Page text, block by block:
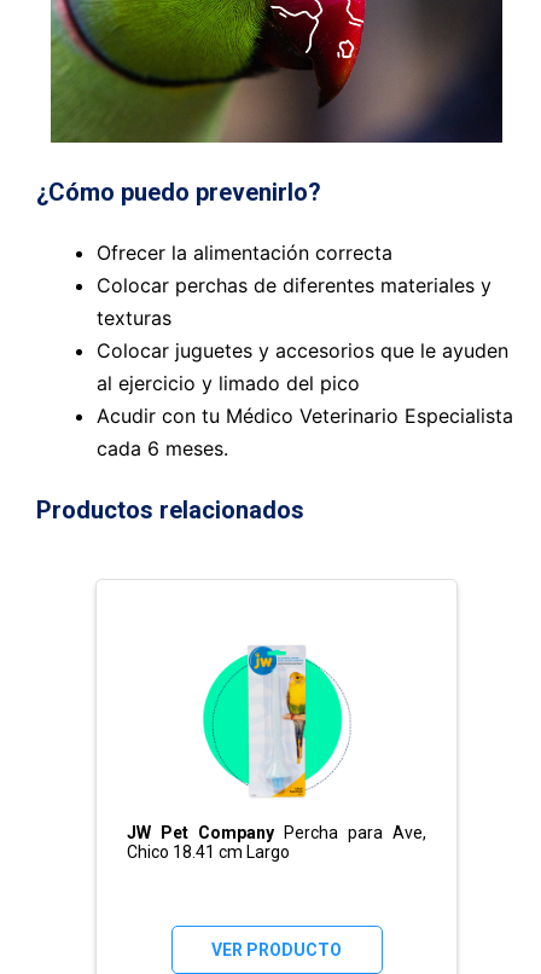
¿Cómo puedo prevenirlo?
Ofrecer la alimentación correcta
Colocar perchas de diferentes materiales y
texturas
Colocar juguetes y accesorios que le ayuden
al ejercicio y limado del pico
Acudir con tu Médico Veterinario Especialista
cada 6 meses.
Productos relacionados
JW Pet Company
Percha para Ave,
Chico 18.41 cm Largo
VER PRODUCTO